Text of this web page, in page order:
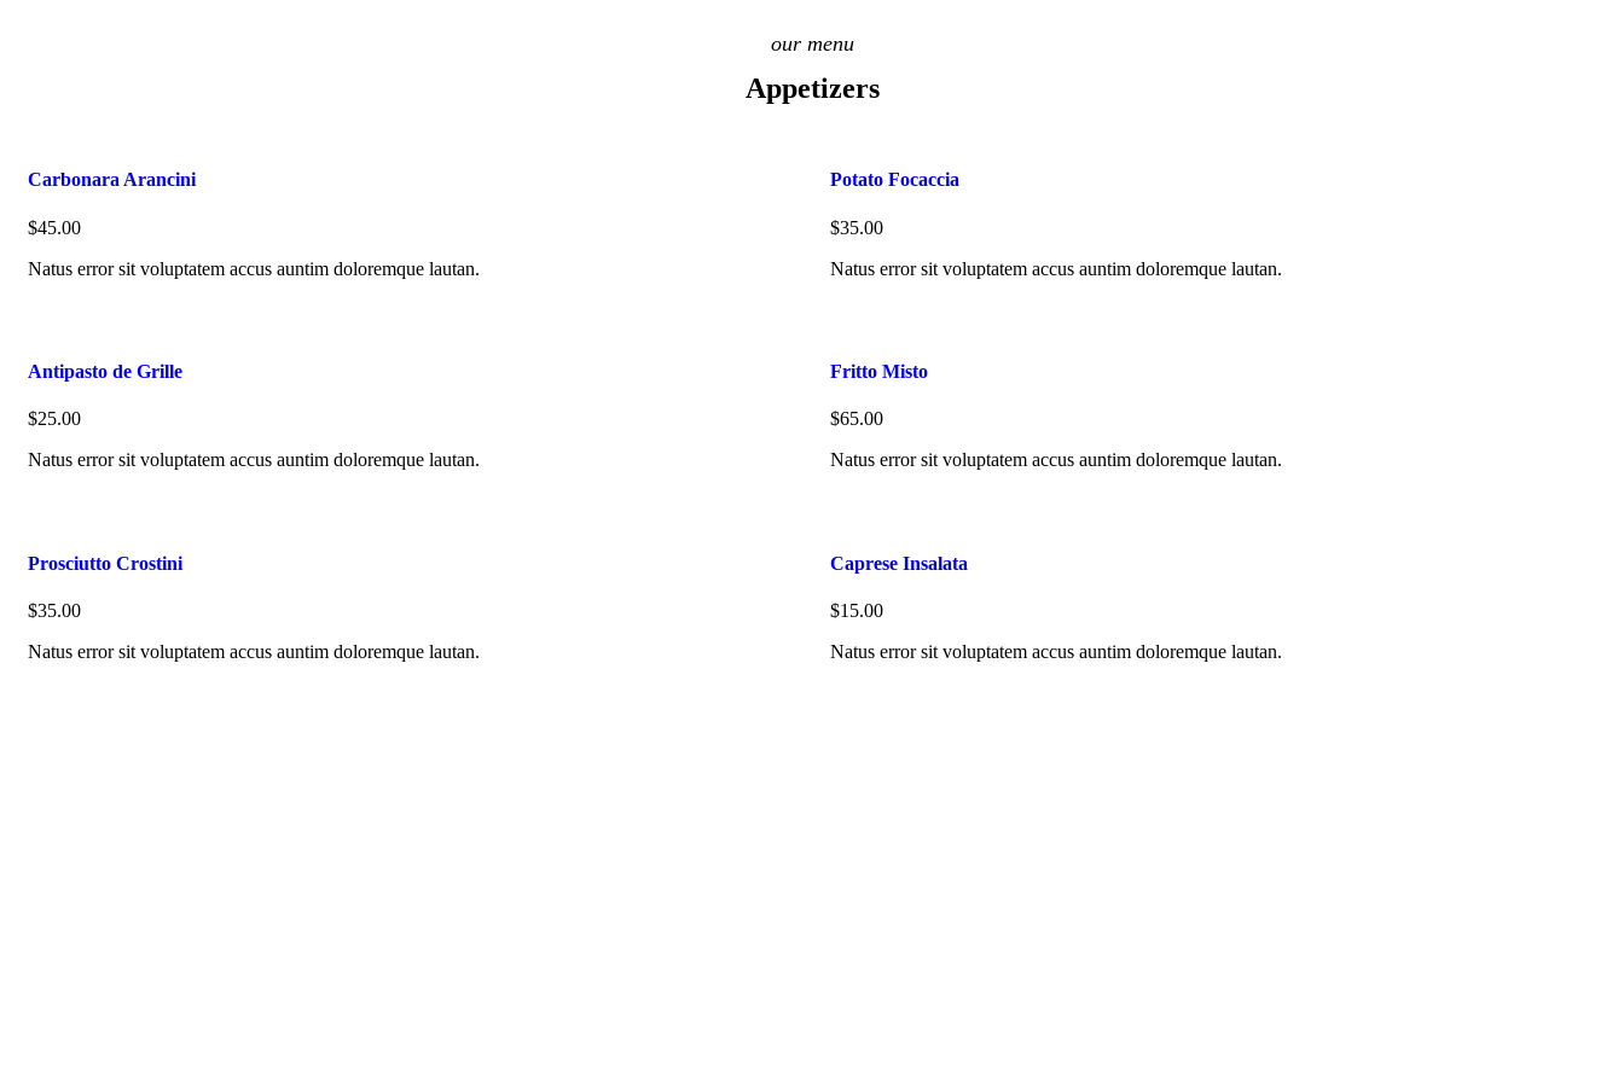
our menu
Appetizers
Carbonara Arancini
$45.00
Natus error sit voluptatem accus auntim doloremque lautan.
Potato Focaccia
$35.00
Natus error sit voluptatem accus auntim doloremque lautan.
Antipasto de Grille
$25.00
Natus error sit voluptatem accus auntim doloremque lautan.
Fritto Misto
$65.00
Natus error sit voluptatem accus auntim doloremque lautan.
Prosciutto Crostini
$35.00
Natus error sit voluptatem accus auntim doloremque lautan.
Caprese Insalata
$15.00
Natus error sit voluptatem accus auntim doloremque lautan.